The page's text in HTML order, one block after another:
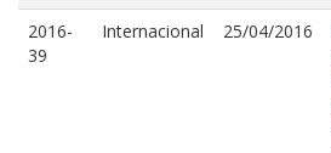
2016-
39
Internacional 25/04/2016